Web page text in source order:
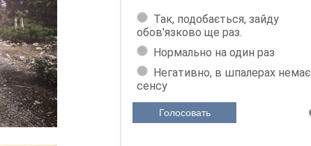
Так, подобається, зайду
обов'язково ще раз.
Нормально на один раз
Негативно, в шпалерах немає
сенсу
Голосовать